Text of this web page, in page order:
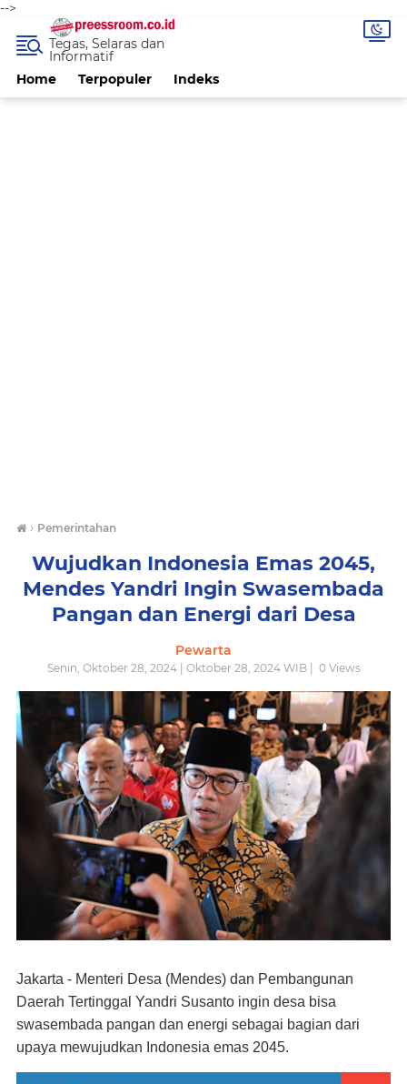
-->
Home Terpopuler Indeks
Tegas, Selaras dan
Informatif
› Pemerintahan
Wujudkan Indonesia Emas 2045,
Mendes Yandri Ingin Swasembada
Pangan dan Energi dari Desa
Pewarta
Senin, Oktober 28, 2024 | Oktober 28, 2024 WIB | 0Views
Jakarta - Menteri Desa (Mendes) dan Pembangunan
Daerah Tertinggal Yandri Susanto ingin desa bisa
swasembada pangan dan energi sebagai bagian dari
upaya mewujudkan Indonesia emas 2045.